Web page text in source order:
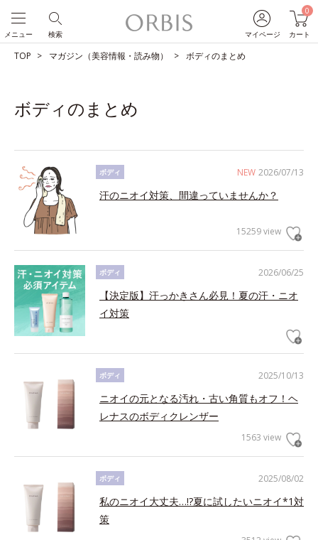
マイページ
0
カート
検索
メニュー
TOP マガジン（美容情報・読み物） ボディのまとめ
ボディのまとめ
NEW 2026/07/13
ボディ
汗のニオイ対策、間違っていませんか？
15259 view
2026/06/25
ボディ
【決定版】汗っかきさん必見！夏の汗・ニオ
イ対策
2025/10/13
ボディ
ニオイの元となる汚れ・古い角質もオフ！ヘ
レナスのボディクレンザー
1563 view
2025/08/02
ボディ
私のニオイ大丈夫…!?夏に試したいニオイ*1対
策